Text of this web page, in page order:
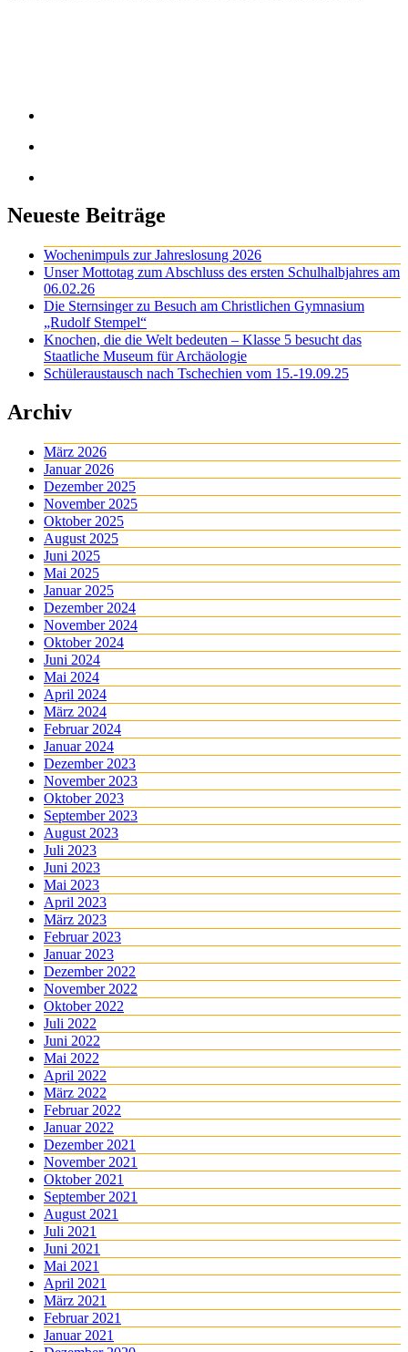
Neueste Beiträge
Wochenimpuls zur Jahreslosung 2026
Unser Mottotag zum Abschluss des ersten Schulhalbjahres am
06.02.26
Die Sternsinger zu Besuch am Christlichen Gymnasium
„Rudolf Stempel“
Knochen, die die Welt bedeuten – Klasse 5 besucht das
Staatliche Museum für Archäologie
Schüleraustausch nach Tschechien vom 15.-19.09.25
Archiv
März 2026
Januar 2026
Dezember 2025
November 2025
Oktober 2025
August 2025
Juni 2025
Mai 2025
Januar 2025
Dezember 2024
November 2024
Oktober 2024
Juni 2024
Mai 2024
April 2024
März 2024
Februar 2024
Januar 2024
Dezember 2023
November 2023
Oktober 2023
September 2023
August 2023
Juli 2023
Juni 2023
Mai 2023
April 2023
März 2023
Februar 2023
Januar 2023
Dezember 2022
November 2022
Oktober 2022
Juli 2022
Juni 2022
Mai 2022
April 2022
März 2022
Februar 2022
Januar 2022
Dezember 2021
November 2021
Oktober 2021
September 2021
August 2021
Juli 2021
Juni 2021
Mai 2021
April 2021
März 2021
Februar 2021
Januar 2021